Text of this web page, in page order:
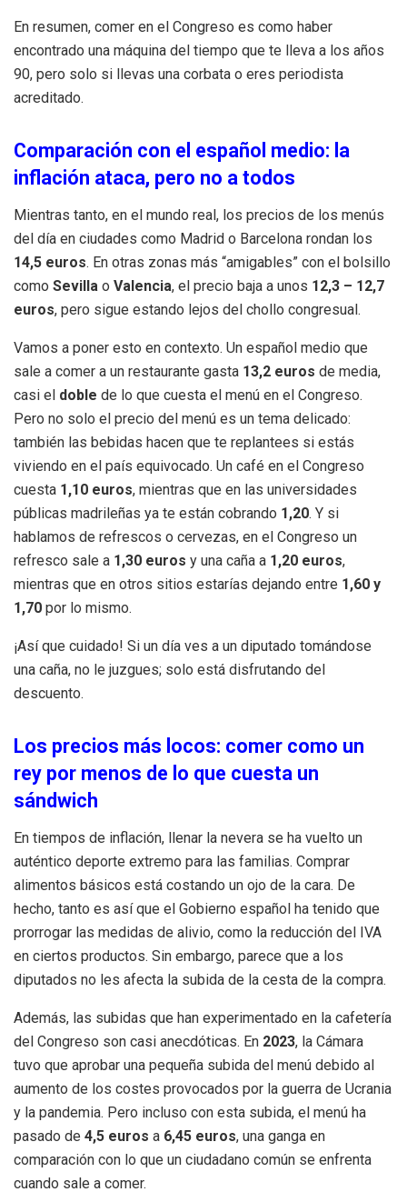
En resumen, comer en el Congreso es como haber
encontrado una máquina del tiempo que te lleva a los años
90, pero solo si llevas una corbata o eres periodista
acreditado.
Comparación con el español medio: la
inflación ataca, pero no a todos
Mientras tanto, en el mundo real, los precios de los menús
del día en ciudades como Madrid o Barcelona rondan los
14,5 euros. En otras zonas más “amigables” con el bolsillo
como Sevilla o Valencia, el precio baja a unos 12,3 – 12,7
euros, pero sigue estando lejos del chollo congresual.
Vamos a poner esto en contexto. Un español medio que
sale a comer a un restaurante gasta 13,2 euros de media,
casi el doble de lo que cuesta el menú en el Congreso.
Pero no solo el precio del menú es un tema delicado:
también las bebidas hacen que te replantees si estás
viviendo en el país equivocado. Un café en el Congreso
cuesta 1,10 euros, mientras que en las universidades
públicas madrileñas ya te están cobrando 1,20. Y si
hablamos de refrescos o cervezas, en el Congreso un
refresco sale a 1,30 euros y una caña a 1,20 euros,
mientras que en otros sitios estarías dejando entre 1,60 y
1,70 por lo mismo.
¡Así que cuidado! Si un día ves a un diputado tomándose
una caña, no le juzgues; solo está disfrutando del
descuento.
Los precios más locos: comer como un
rey por menos de lo que cuesta un
sándwich
En tiempos de inflación, llenar la nevera se ha vuelto un
auténtico deporte extremo para las familias. Comprar
alimentos básicos está costando un ojo de la cara. De
hecho, tanto es así que el Gobierno español ha tenido que
prorrogar las medidas de alivio, como la reducción del IVA
en ciertos productos. Sin embargo, parece que a los
diputados no les afecta la subida de la cesta de la compra.
Además, las subidas que han experimentado en la cafetería
del Congreso son casi anecdóticas. En 2023, la Cámara
tuvo que aprobar una pequeña subida del menú debido al
aumento de los costes provocados por la guerra de Ucrania
y la pandemia. Pero incluso con esta subida, el menú ha
pasado de 4,5 euros a 6,45 euros, una ganga en
comparación con lo que un ciudadano común se enfrenta
cuando sale a comer.